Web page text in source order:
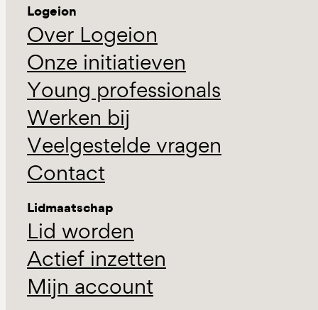
Logeion
Over Logeion
Onze initiatieven
Young professionals
Werken bij
Veelgestelde vragen
Contact
Lidmaatschap
Lid worden
Actief inzetten
Mijn account